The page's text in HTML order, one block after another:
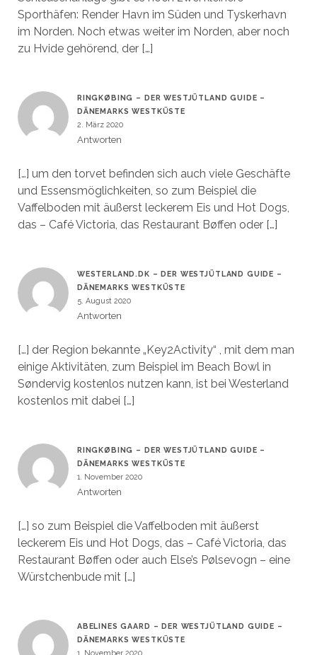
Sporthäfen: Render Havn im Süden und Tyskerhavn
im Norden. Noch etwas weiter im Norden, aber noch
zu Hvide gehörend, der […]
RINGKØBING – DER WESTJÜTLAND GUIDE –
DÄNEMARKS WESTKÜSTE
2. März 2020
Antworten
[…] um den torvet befinden sich auch viele Geschäfte
und Essensmöglichkeiten, so zum Beispiel die
Vaffelboden mit äußerst leckerem Eis und Hot Dogs,
das – Café Victoria, das Restaurant Bøffen oder […]
WESTERLAND.DK – DER WESTJÜTLAND GUIDE –
DÄNEMARKS WESTKÜSTE
5. August 2020
Antworten
[…] der Region bekannte „Key2Activity“ , mit dem man
einige Aktivitäten, zum Beispiel im Beach Bowl in
Søndervig kostenlos nutzen kann, ist bei Westerland
kostenlos mit dabei […]
RINGKØBING – DER WESTJÜTLAND GUIDE –
DÄNEMARKS WESTKÜSTE
1. November 2020
Antworten
[…] so zum Beispiel die Vaffelboden mit äußerst
leckerem Eis und Hot Dogs, das – Café Victoria, das
Restaurant Bøffen oder auch Else’s Pølsevogn – eine
Würstchenbude mit […]
ABELINES GAARD – DER WESTJÜTLAND GUIDE –
DÄNEMARKS WESTKÜSTE
1. November 2020